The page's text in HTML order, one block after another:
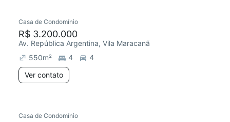
Casa de Condomínio
R$ 3.200.000
Av. República Argentina, Vila Maracanã
550m² 4
4
Ver contato
Casa de Condomínio